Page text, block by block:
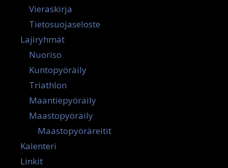
Vieraskirja
Tietosuojaseloste
Lajiryhmät
Nuoriso
Kuntopyöräily
Triathlon
Maantiepyöräily
Maastopyöräily
Maastopyöräreitit
Kalenteri
Linkit